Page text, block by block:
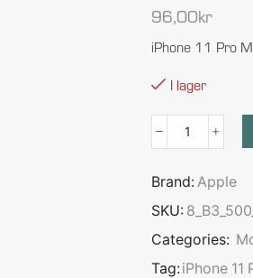
96,00kr
iPhone 11 Pro
I lager
Brand: Apple
SKU:
Categories:
Tag: iPhone 11